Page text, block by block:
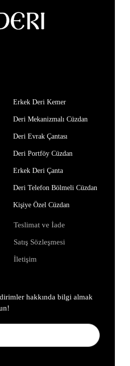
Erkek Deri Kemer
Deri Mekanizmalı Cüzdan
Deri Evrak Çantası
Deri Portföy Cüzdan
Erkek Deri Çanta
Deri Telefon Bölmeli Cüzdan
Kişiye Özel Cüzdan
Teslimat ve İade
Satış Sözleşmesi
İletişim
hakkında bilgi almak